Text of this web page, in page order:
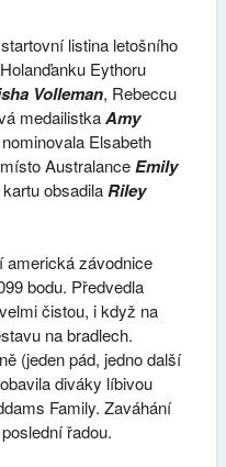
listina letošního
Eythoru
Volleman, Rebeccu
medailistkaAmy
Elsabeth
AustralanceEmily
obsadilaRiley
americká závodnice
bodu. Předvedla
čistou, i když na
na bradlech.
(jeden pád, jedno další
diváky líbivou
Family. Zaváhání
řadou.